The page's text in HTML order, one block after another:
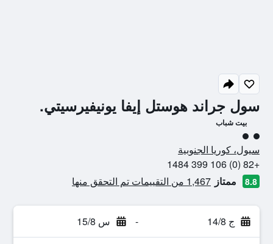
سول جراند هوستل إيفا يونيفيرسيتي.
بيت شباب
تقييم فئة 2
سيول، كوريا الجنوبية
+82 (0) 106 399 1484
8.8 ممتاز 1,467 من التقييمات تم التحقق منها
ج 14/8 - س 15/8